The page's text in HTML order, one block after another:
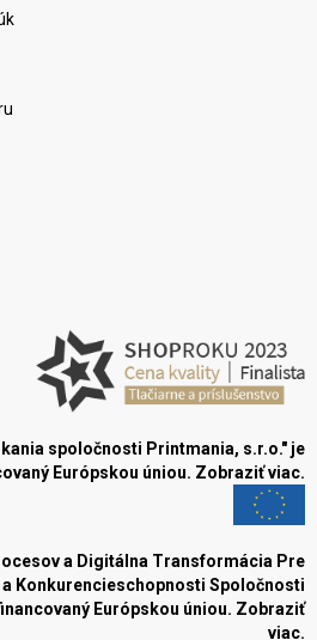
spoločnosti Printmania, s.r.o." je
Európskou úniou. Zobraziť viac.
a Digitálna Transformácia Pre
Konkurencieschopnosti Spoločnosti
Európskou úniou. Zobraziť
viac.